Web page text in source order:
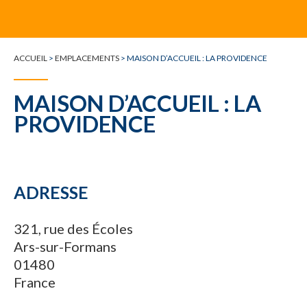
ACCUEIL > EMPLACEMENTS > MAISON D’ACCUEIL : LA PROVIDENCE
MAISON D’ACCUEIL : LA
PROVIDENCE
ADRESSE
321, rue des Écoles
Ars-sur-Formans
01480
France